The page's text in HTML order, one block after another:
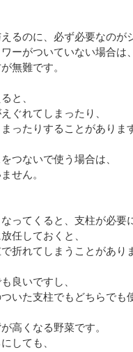
るのに、必ず必要なのが
ーがついていない場合は、
無難です。
と、
ぐれてしまったり、
ったりすることがありま
つないで使う場合は、
せん。
ってくると、支柱が必要
任しておくと、
折れてしまうことがあり
良いですし、
いた支柱でもどちらでも
高くなる野菜です。
しても、